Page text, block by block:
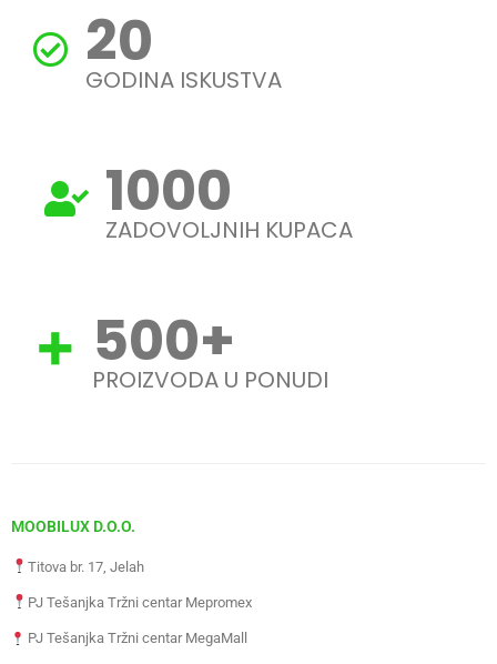
20
GODINA ISKUSTVA
1000
ZADOVOLJNIH KUPACA
500+
PROIZVODA U PONUDI
MOOBILUX D.O.O.
Titova br. 17, Jelah
PJ Tešanjka Tržni centar Mepromex
PJ Tešanjka Tržni centar MegaMall